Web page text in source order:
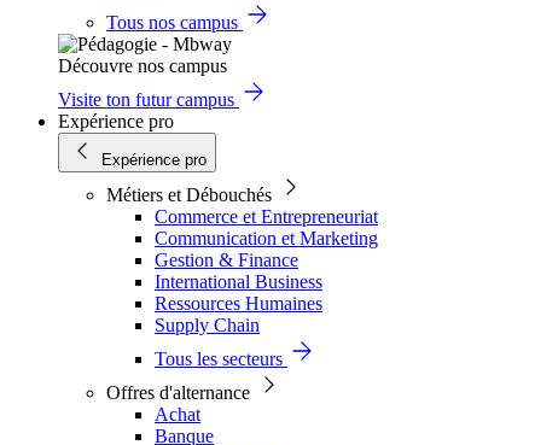
Tous nos campus
Découvre nos campus
Visite ton futur campus
Expérience pro
Expérience pro
Métiers et Débouchés
Commerce et Entrepreneuriat
Communication et Marketing
Gestion & Finance
International Business
Ressources Humaines
Supply Chain
Tous les secteurs
Offres d'alternance
Achat
Banque